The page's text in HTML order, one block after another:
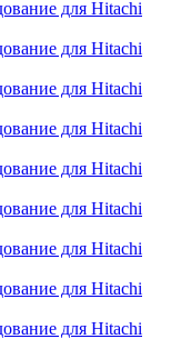
для Hitachi
для Hitachi
для Hitachi
для Hitachi
для Hitachi
для Hitachi
для Hitachi
для Hitachi
для Hitachi